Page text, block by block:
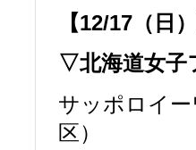
【12/17（日）
▽北海道女子
サッポロイ
区）